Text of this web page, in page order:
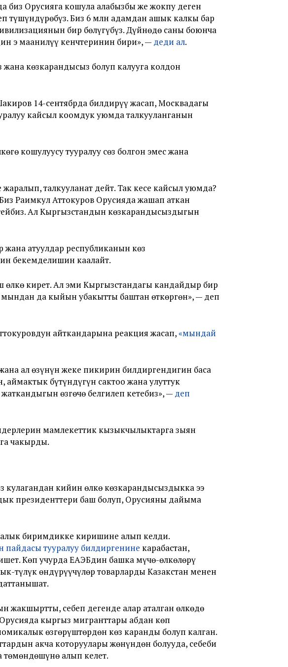
Орусияга кошула алабызбы же жокпу деген
түшүндүрөбүз. Биз 6 млн адамдан ашык калкы бар
бир бөлүгүбүз. Дүйнөдө саны боюнча
эң маанилүү кенчтеринин бири», — деди ал.
көзкарандысыз болуп калууга колдон
14-сентябрда билдирүү жасап, Москвадагы
кайсыл коомдук уюмда талкууланганын
кошулуусу тууралуу сөз болгон эмес жана
талкууланат дейт. Так кесе кайсыл уюмда?
Раимкул Аттокуров Орусияда жашап аткан
Ал Кыргызстандын көзкарандысыздыгын
атуулдар республиканын көз
бекемделишин каалайт.
кирет. Ал эми Кыргызстандагы кандайдыр бир
да кыйын убакытты баштан өткөргөн», — деп
айткандарына реакция жасап,«мындай
ал өзүнүн жеке пикирин билдиргендигин баса
бүтүндүгүн сактоо жана улуттук
өзгөчө белгилеп кетебиз», — деп
мамлекеттик кызыкчылыктарга зыян
чакырды.
кийин өлкө көзкарандысыздыкка ээ
президенттери баш болуп, Орусияны дайыма
биримдикке киришине алып келди.
тууралуу билдиргенине карабастан,
Көп учурда ЕАЭБдин башка мүчө-өлкөлөрү
түлүк өндүрүүчүлөр товарларды Казакстан менен
жакшыртты, себеп дегенде алар аталган өлкөдө
кыргыз мигранттары абдан көп
өзгөрүштөрдөн көз каранды болуп калган.
акча которуулары жөнүндөн болууда, себеби
алып келет.